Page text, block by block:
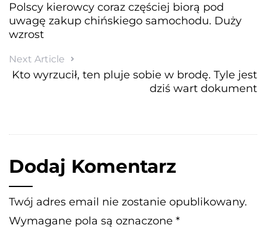
Polscy kierowcy coraz częściej biorą pod
uwagę zakup chińskiego samochodu. Duży
wzrost
Next Article
Kto wyrzucił, ten pluje sobie w brodę. Tyle jest
dziś wart dokument
Dodaj Komentarz
Twój adres email nie zostanie opublikowany.
Wymagane pola są oznaczone *